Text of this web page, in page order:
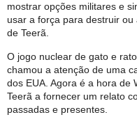
mostrar opções militares e
usar a força para destruir
de Teerã.
O jogo nuclear de gato e
chamou a atenção de uma
dos EUA. Agora é a hora de
Teerã a fornecer um relato
passadas e presentes.